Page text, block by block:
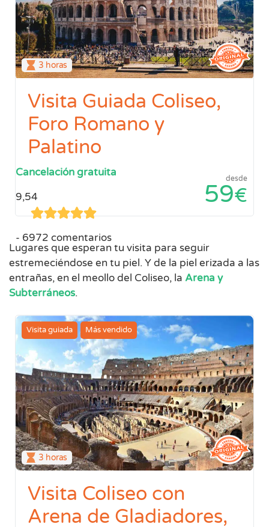
3 horas
Visita Guiada Coliseo,
Foro Romano y
Palatino
9,54
6972 comentarios
desde
59€
Cancelación gratuita
Lugares que esperan tu visita para seguir
estremeciéndose en tu piel. Y de la piel erizada a las
entrañas, en el meollo del Coliseo, la Arena y
Subterráneos.
Visita guiada Más vendido
3 horas
Visita Coliseo con
Arena de Gladiadores,